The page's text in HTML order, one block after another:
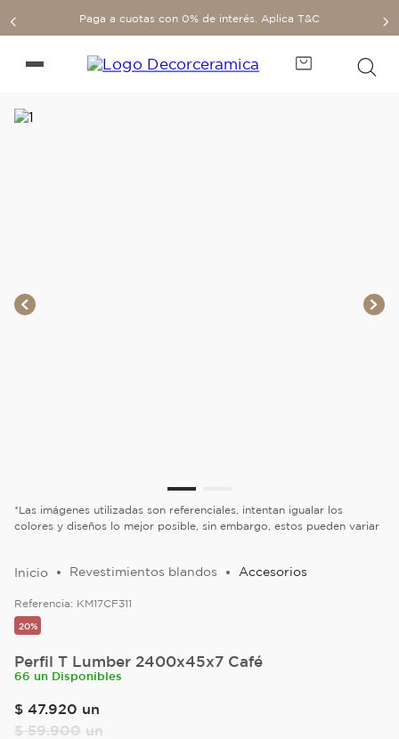
Paga a cuotas con 0% de interés. Aplica T&C
*Las imágenes utilizadas son referenciales, intentan igualar los
colores y diseños lo mejor posible, sin embargo, estos pueden variar
Revestimientos blandos Accesorios
Referencia: KM17CF311
20%
Perfil T Lumber 2400x45x7 Café
66 un Disponibles
$ 47.920 un
$ 59.900 un